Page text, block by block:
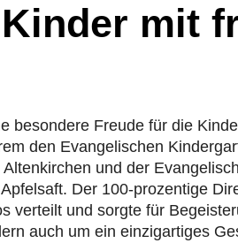
mit
beson­dere Freude für die
den Evan­ge­li­schen
und der
Der 100-pro­zen­tige
verteilt und sorgte für
auch um ein ein­zig­ar­ti­ges